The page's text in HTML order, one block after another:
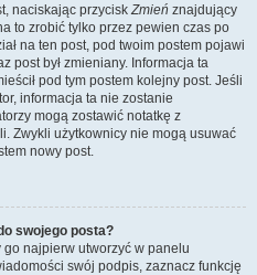
naciskając przyciskZmień znajdujący
to zrobić tylko przez pewien czas po
na ten post, pod twoim postem pojawi
post był zmieniany. Informacja ta
pod tym postem kolejny post. Jeśli
informacja ta nie zostanie
mogą zostawić notatkę z
Zwykli użytkownicy nie mogą usuwać
nowy post.
swojego posta?
najpierw utworzyć w panelu
swój podpis, zaznacz funkcję